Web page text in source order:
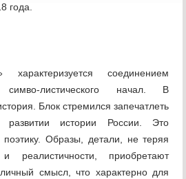
года.
характеризуется соединением
симво-листического начал. В
Блок стремился запечатлеть
истории России. Это
Образы, детали, не теряя
реалистичности, приобретают
смысл, что характерно для